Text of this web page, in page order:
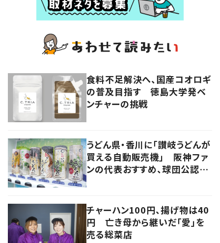
食料不足解決へ、国産コオロギ
の普及目指す 徳島大学発ベ
ンチャーの挑戦
うどん県・香川に「讃岐うどんが
買える自動販売機」 阪神ファ
ンの代表おすすめ、球団公認カ
チャーハン100円、揚げ物は40
円 亡き母から継いだ「愛」を
売る総菜店